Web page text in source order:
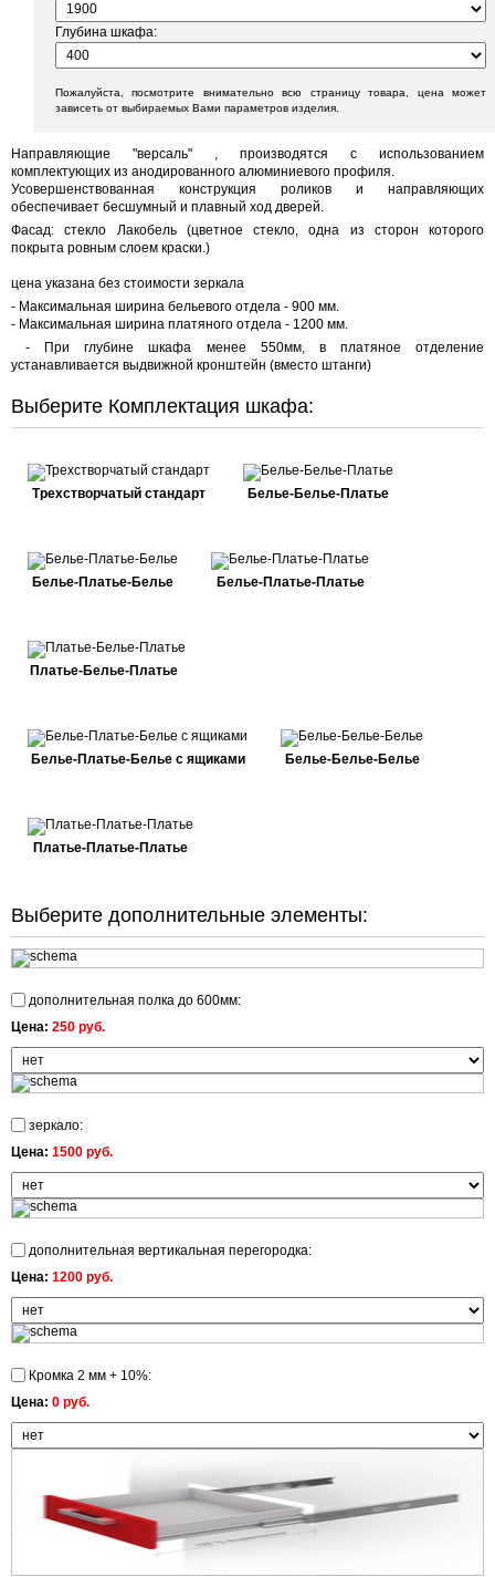
Глубина шкафа:
Пожалуйста, посмотрите внимательно всю страницу товара, цена может
зависеть от выбираемых Вами параметров изделия.
Направляющие "версаль" , производятся с использованием
комплектующих из анодированного алюминиевого профиля.
Усовершенствованная конструкция роликов и направляющих
обеспечивает бесшумный и плавный ход дверей.
Фасад:стекло Лакобель (цветное стекло, одна из сторон которого
покрыта ровным слоем краски.)
цена указана без стоимости зеркала
- Максимальная ширина бельевого отдела - 900 мм.
- Максимальная ширина платяного отдела - 1200 мм.
- При глубине шкафа менее 550мм, в платяное отделение
устанавливается выдвижной кронштейн (вместо штанги)
Выберите Комплектация шкафа:
Трехстворчатый стандарт Белье-Белье-Платье
Белье-Платье-Белье Белье-Платье-Платье
Платье-Белье-Платье
Белье-Платье-Белье с ящиками Белье-Белье-Белье
Платье-Платье-Платье
Выберите дополнительные элементы:
дополнительная полка до 600мм:
Цена: 250 руб.
зеркало:
Цена: 1500 руб.
дополнительная вертикальная перегородка:
Цена: 1200 руб.
Кромка 2 мм + 10%:
Цена: 0 руб.